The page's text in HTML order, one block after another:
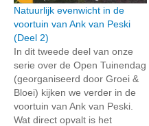
Natuurlijk evenwicht in de
voortuin van Ank van Peski
(Deel 2)
In dit tweede deel van onze
serie over de Open Tuinendag
(georganiseerd door Groei &
Bloei) kijken we verder in de
voortuin van Ank van Peski.
Wat direct opvalt is het